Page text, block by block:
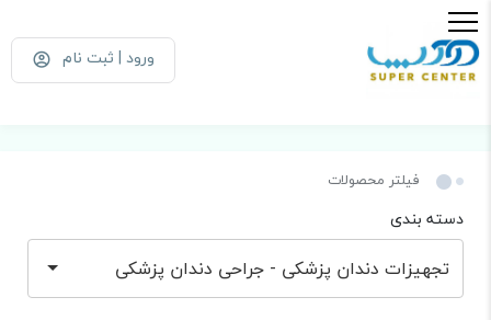
ورود | ثبت نام
فیلتر محصولات
دسته بندی
تجهیزات دندان پزشکی - جراحی دندان پزشکی